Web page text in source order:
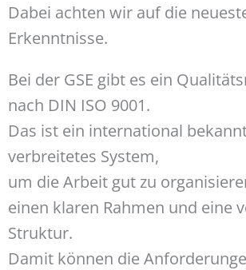
Dabei achten wir auf die
Erkenntnisse.
Bei der GSE gibt es ein
nach DIN ISO 9001.
Das ist ein international
verbreitetes System,
um die Arbeit gut zu
einen klaren Rahmen und eine
Struktur.
Damit können die